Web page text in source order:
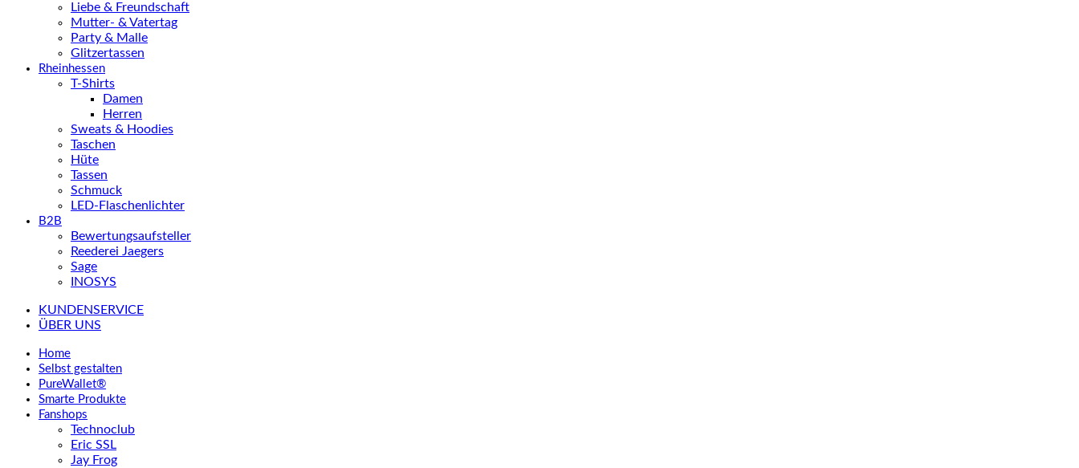
Liebe & Freundschaft
Mutter- & Vatertag
Party & Malle
Glitzertassen
Rheinhessen
T-Shirts
Damen
Herren
Sweats & Hoodies
Taschen
Hüte
Tassen
Schmuck
LED-Flaschenlichter
B2B
Bewertungsaufsteller
Reederei Jaegers
Sage
INOSYS
KUNDENSERVICE
ÜBER UNS
Home
Selbst gestalten
PureWallet®
Smarte Produkte
Fanshops
Technoclub
Eric SSL
Jay Frog